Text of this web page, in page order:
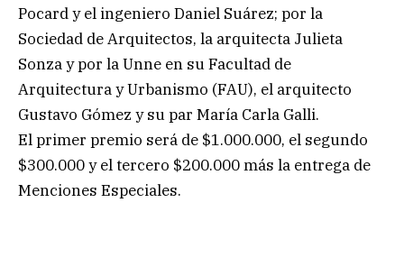
Pocard y el ingeniero Daniel Suárez; por la
Sociedad de Arquitectos, la arquitecta Julieta
Sonza y por la Unne en su Facultad de
Arquitectura y Urbanismo (FAU), el arquitecto
Gustavo Gómez y su par María Carla Galli.
El primer premio será de $1.000.000, el segundo
$300.000 y el tercero $200.000 más la entrega de
Menciones Especiales.